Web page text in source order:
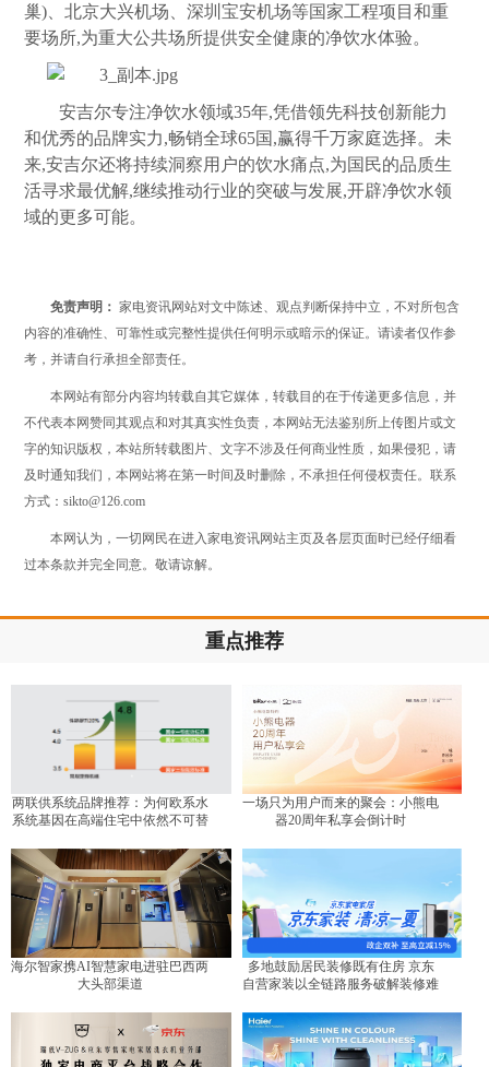
巢)、北京大兴机场、深圳宝安机场等国家工程项目和重
要场所,为重大公共场所提供安全健康的净饮水体验。
安吉尔专注净饮水领域35年,凭借领先科技创新能力
和优秀的品牌实力,畅销全球65国,赢得千万家庭选择。未
来,安吉尔还将持续洞察用户的饮水痛点,为国民的品质生
活寻求最优解,继续推动行业的突破与发展,开辟净饮水领
域的更多可能。
免责声明： 家电资讯网站对文中陈述、观点判断保持中立，不对所包含
内容的准确性、可靠性或完整性提供任何明示或暗示的保证。请读者仅作参
考，并请自行承担全部责任。
本网站有部分内容均转载自其它媒体，转载目的在于传递更多信息，并
不代表本网赞同其观点和对其真实性负责，本网站无法鉴别所上传图片或文
字的知识版权，本站所转载图片、文字不涉及任何商业性质，如果侵犯，请
及时通知我们，本网站将在第一时间及时删除，不承担任何侵权责任。联系
方式：sikto@126.com
本网认为，一切网民在进入家电资讯网站主页及各层页面时已经仔细看
过本条款并完全同意。敬请谅解。
重点推荐
两联供系统品牌推荐：为何欧系水
系统基因在高端住宅中依然不可替
一场只为用户而来的聚会：小熊电
器20周年私享会倒计时
海尔智家携AI智慧家电进驻巴西两
大头部渠道
多地鼓励居民装修既有住房 京东
自营家装以全链路服务破解装修难